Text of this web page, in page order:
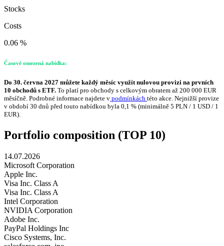
Stocks
Costs
0.06 %
Časově omezená nabídka:
Do 30. června 2027 můžete každý měsíc využít nulovou provizi na prvních
10 obchodů s ETF. To platí pro obchody s celkovým obratem až 200 000 EUR
měsíčně. Podrobné informace najdete v podmínkách této akce. Nejnižší provize
v období 30 dnů před touto nabídkou byla 0,1 % (minimálně 5 PLN / 1 USD / 1
EUR).
Portfolio composition (TOP 10)
14.07.2026
Microsoft Corporation
Apple Inc.
Visa Inc. Class A
Visa Inc. Class A
Intel Corporation
NVIDIA Corporation
Adobe Inc.
PayPal Holdings Inc
Cisco Systems, Inc.